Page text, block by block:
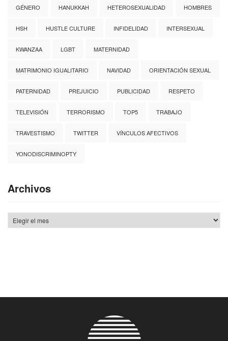
GÉNERO HANUKKAH HETEROSEXUALIDAD HOMBRES
HSH HUSTLE CULTURE INFIDELIDAD INTERSEXUAL
KWANZAA LGBT MATERNIDAD
MATRIMONIO IGUALITARIO NAVIDAD ORIENTACIÓN SEXUAL
PATERNIDAD PREJUICIO PUBLICIDAD RESPETO
TELEVISIÓN TERRORISMO TOP5 TRABAJO
TRAVESTISMO TWITTER VÍNCULOS AFECTIVOS
YONODISCRIMINOPTY
Archivos
Archivos